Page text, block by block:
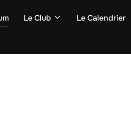
Le Club Le Calendrier